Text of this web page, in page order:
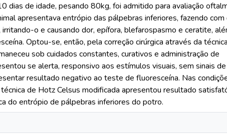
dias de idade, pesando 80kg, foi admitido para avaliação
apresentava entrópio das pálpebras inferiores, fazendo com
o e causando dor, epífora, blefarospasmo e ceratite,
Optou-se, então, pela correção cirúrgica através da
sob cuidados constantes, curativos e administração de
se alerta, responsivo aos estímulos visuais, sem sinais
resultado negativo ao teste de fluoresceína. Nas
de Hotz Celsus modificada apresentou resultado
do entrópio de pálpebras inferiores do potro.